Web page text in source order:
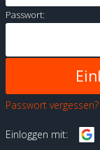
Passwort:
Passwort vergessen?
Einloggen mit: